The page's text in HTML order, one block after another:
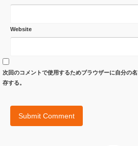
Website
次回のコメントで使用するためブラウザーに自分の
存する。